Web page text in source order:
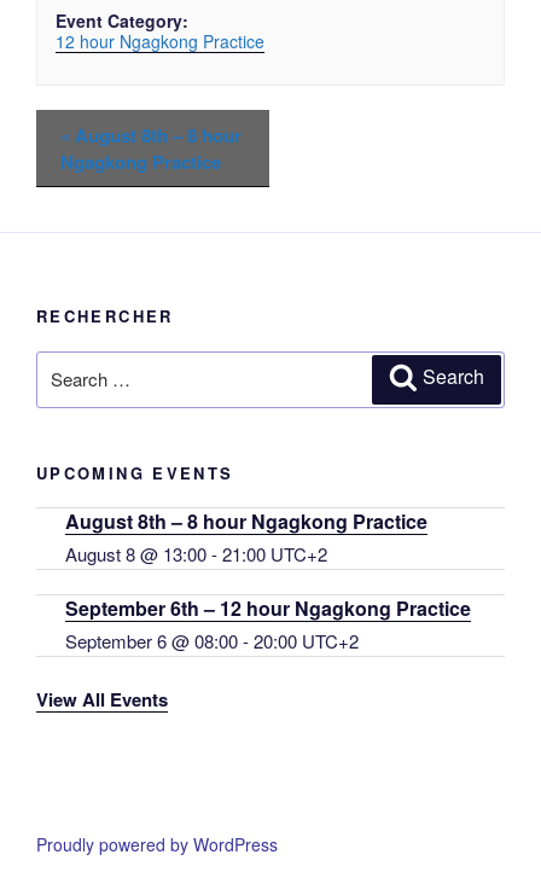
Event Category:
12 hour Ngagkong Practice
« August 8th – 8 hour
Ngagkong Practice
RECHERCHER
for:
Search
UPCOMING EVENTS
August 8th – 8 hour Ngagkong Practice
August 8 @ 13:00-21:00 UTC+2
September 6th – 12 hour Ngagkong Practice
September 6 @ 08:00-20:00 UTC+2
View All Events
Proudly powered by WordPress